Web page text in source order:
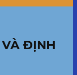
VÀ ĐỊNH